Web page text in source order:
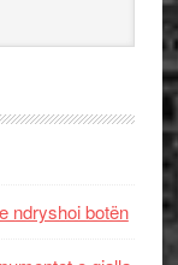
ndryshoi botën